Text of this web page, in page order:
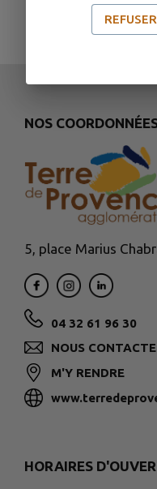
NOS
5, place Marius
04 32 61 96 30
NOUS
M'Y RENDRE
HORAIRES
REFUSER